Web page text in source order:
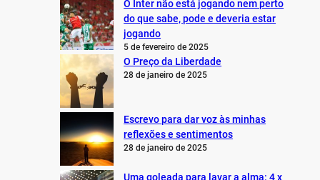
O Inter não está jogando nem perto
do que sabe, pode e deveria estar
jogando
5 de fevereiro de 2025
O Preço da Liberdade
28 de janeiro de 2025
Escrevo para dar voz às minhas
reflexões e sentimentos
28 de janeiro de 2025
Uma goleada para lavar a alma: 4 x